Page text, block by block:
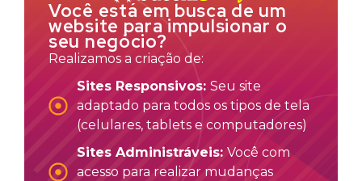
Você está em busca de um
website para impulsionar o
seu negócio?
Realizamos a criação de:
Sites Responsivos: Seu site
adaptado para todos os tipos de tela
(celulares, tablets e computadores)
Sites Administráveis: Você com
acesso para realizar mudanças